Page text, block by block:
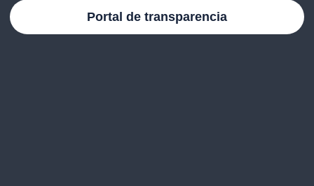
Portal de transparencia